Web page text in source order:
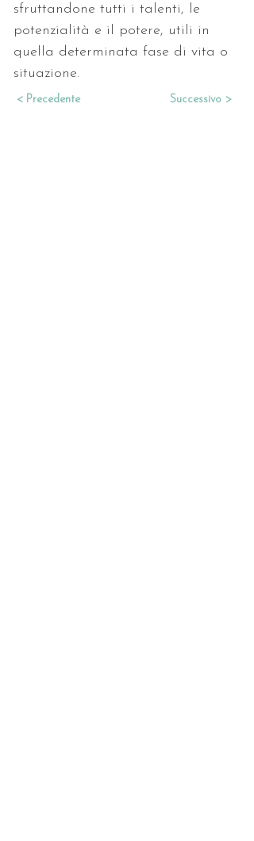
sfruttandone tutti i talenti, le
potenzialità e il potere, utili in
quella determinata fase di vita o
situazione.
< Precedente Successivo >